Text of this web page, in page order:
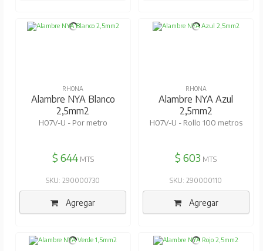
RHONA
Alambre NYA Blanco
2,5mm2
H07V-U - Por metro
$ 644MTS
SKU: 290000730
Agregar
RHONA
Alambre NYA Azul
2,5mm2
H07V-U - Rollo 100 metros
$ 603 MTS
SKU: 290000110
Agregar